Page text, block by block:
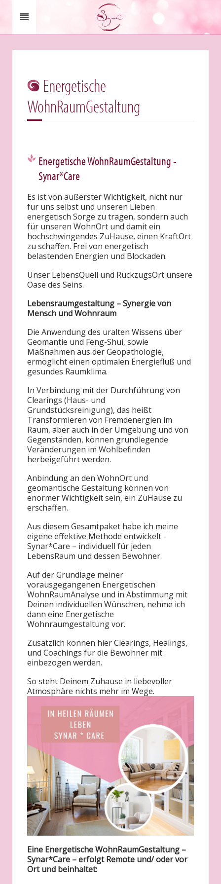
Energetische
WohnRaumGestaltung
Energetische WohnRaumGestaltung -
Synar*Care
Es ist von äußerster Wichtigkeit, nicht nur
für uns selbst und unseren Lieben
energetisch Sorge zu tragen, sondern auch
für unseren WohnOrt und damit ein
hochschwingendes ZuHause, einen KraftOrt
zu schaffen. Frei von energetisch
belastenden Energien und Blockaden.
Unser LebensQuell und RückzugsOrt unsere
Oase des Seins.
Lebensraumgestaltung – Synergie von
Mensch und Wohnraum
Die Anwendung des uralten Wissens über
Geomantie und Feng-Shui, sowie
Maßnahmen aus der Geopathologie,
ermöglicht einen optimalen Energiefluß und
gesundes Raumklima.
In Verbindung mit der Durchführung von
Clearings (Haus- und
Grundstücksreinigung), das heißt
Transformieren von Fremdenergien im
Raum, aber auch in der Umgebung und von
Gegenständen, können grundlegende
Veränderungen im Wohlbefinden
herbeigeführt werden.
Anbindung an den WohnOrt und
geomantische Gestaltung können von
enormer Wichtigkeit sein, ein ZuHause zu
erschaffen.
Aus diesem Gesamtpaket habe ich meine
eigene effektive Methode entwickelt -
Synar*Care – individuell für jeden
LebensRaum und dessen Bewohner.
Auf der Grundlage meiner
vorausgegangenen Energetischen
WohnRaumAnalyse und in Abstimmung mit
Deinen individuellen Wünschen, nehme ich
dann eine Energetische
Wohnraumgestaltung vor.
Zusätzlich können hier Clearings, Healings,
und Coachings für die Bewohner mit
einbezogen werden.
So steht Deinem Zuhause in liebevoller
Atmosphäre nichts mehr im Wege.
Eine Energetische WohnRaumGestaltung –
Synar*Care – erfolgt Remote und/ oder vor
Ort und beinhaltet: